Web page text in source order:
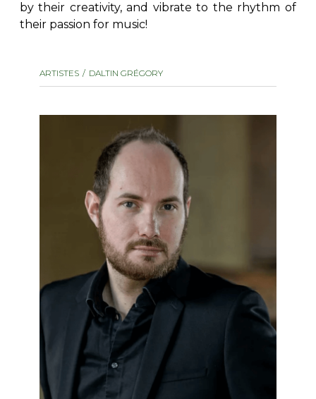
SHEET MUSIC FOR ENSEMBLE
OTHER PRODUCTS
Guitar Orchestra
with Guitar
by their creativity, and vibrate to the rhythm of
their passion for music!
ARTISTES DALTIN GRÉGORY